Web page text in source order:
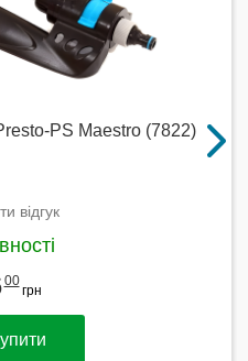
PS Maestro (7822)
відгук
00
грн